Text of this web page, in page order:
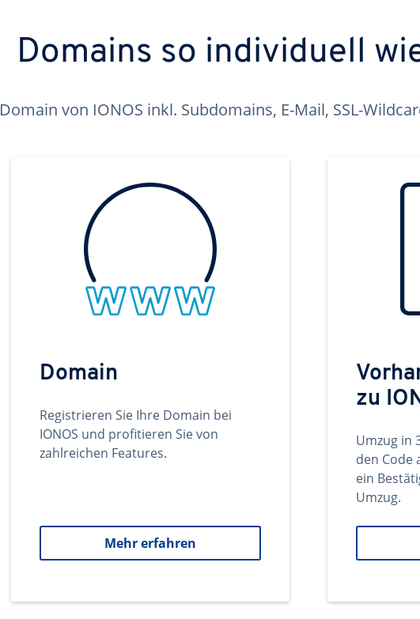
Domains so individuell
Domain von IONOS inkl. Subdomains, E-Mail, SSL-
Domain
Registrieren Sie Ihre Domain bei
IONOS und profitieren Sie von
zahlreichen Features.
Mehr erfahren
zu
Umzug in
den Code
ein
Umzug.